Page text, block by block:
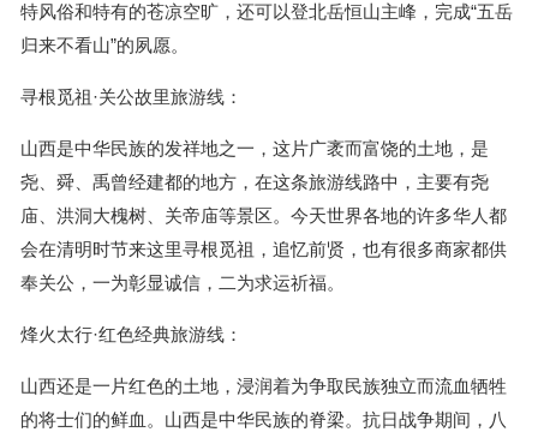
特风俗和特有的苍凉空旷，还可以登北岳恒山主峰，完成“五岳
归来不看山”的夙愿。
寻根觅祖·关公故里旅游线：
山西是中华民族的发祥地之一，这片广袤而富饶的土地，是
尧、舜、禹曾经建都的地方，在这条旅游线路中，主要有尧
庙、洪洞大槐树、关帝庙等景区。今天世界各地的许多华人都
会在清明时节来这里寻根觅祖，追忆前贤，也有很多商家都供
奉关公，一为彰显诚信，二为求运祈福。
烽火太行·红色经典旅游线：
山西还是一片红色的土地，浸润着为争取民族独立而流血牺牲
的将士们的鲜血。山西是中华民族的脊梁。抗日战争期间，八